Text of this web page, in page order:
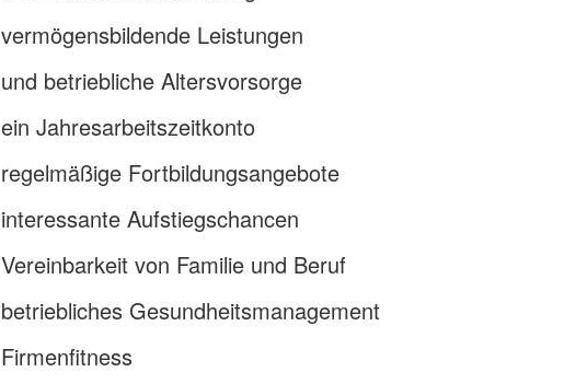
vermögensbildende Leistungen
und betriebliche Altersvorsorge
ein Jahresarbeitszeitkonto
regelmäßige Fortbildungsangebote
interessante Aufstiegschancen
Vereinbarkeit von Familie und Beruf
betriebliches Gesundheitsmanagement
Firmenfitness